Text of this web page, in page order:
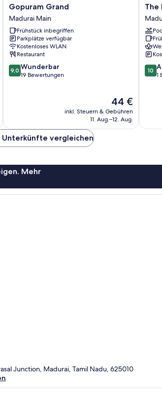
Gopuram
Grand
Madurai
Main
Gopuram Grand
Madurai Main
Frühstück inbegriffen
Parkplätze verfügbar
Kostenloses WLAN
Restaurant
9.0
von
9,0 Wunderbar
19 Bewertungen
Der
Preis
beträgt
44 €
inkl. Steuern & Gebühren
11. Aug.–12. Aug.
The
The
10.0
von
10
1
Unterkünfte vergleichen
Mehr
Junction, Madurai, Tamil Nadu, 625010